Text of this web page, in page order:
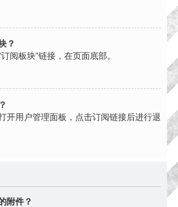
？
阅板块”链接，在页面底部。
开用户管理面板，点击订阅链接后进行退
附件？